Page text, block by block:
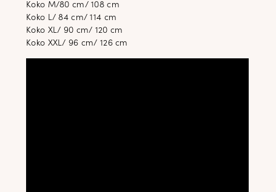
Koko M/80 cm/ 108 cm
Koko L/ 84 cm/ 114 cm
Koko XL/ 90 cm/ 120 cm
Koko XXL/ 96 cm/ 126 cm